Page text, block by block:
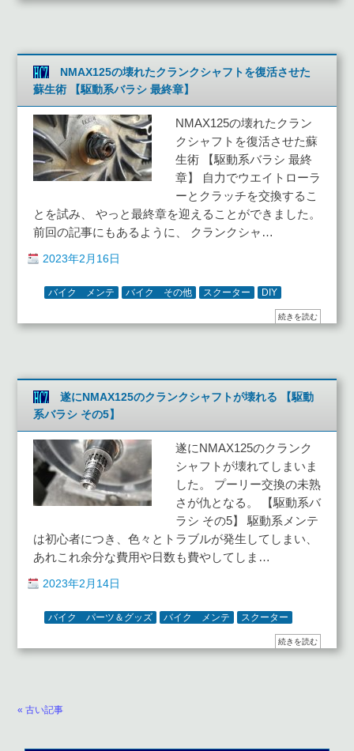
NMAX125の壊れたクランクシャフトを復活させた
蘇生術 【駆動系バラシ 最終章】
NMAX125の壊れたクラン
クシャフトを復活させた蘇
生術 【駆動系バラシ 最終
章】 自力でウエイトローラ
ーとクラッチを交換するこ
とを試み、 やっと最終章を迎えることができました。
前回の記事にもあるように、 クランクシャ…
2023年2月16日
バイク メンテ バイク その他 スクーター DIY
続きを読む
遂にNMAX125のクランクシャフトが壊れる 【駆動
系バラシ その5】
遂にNMAX125のクランク
シャフトが壊れてしまいま
した。 プーリー交換の未熟
さが仇となる。 【駆動系バ
ラシ その5】 駆動系メンテ
は初心者につき、色々とトラブルが発生してしまい、
あれこれ余分な費用や日数も費やしてしま…
2023年2月14日
バイク パーツ＆グッズ バイク メンテ スクーター
続きを読む
« 古い記事